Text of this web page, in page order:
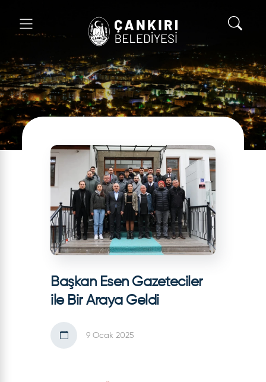
Başkan Esen Gazeteciler
ile Bir Araya Geldi
9 Ocak 2025